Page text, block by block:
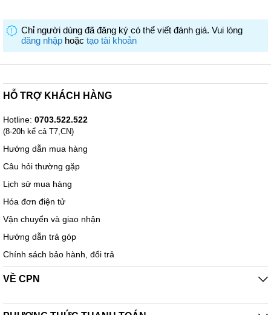
Chức
năng
hẹn
giờ
Không
Điều
từ xa
Kích
thùng
720x304x237 mm
năng
Có 5 tốc độ
Chỉ người dùng đã đăng ký có thể viết đánh giá. Vui lòng
đăng nhập hoặc tạo tài khoản
HỖ TRỢ KHÁCH HÀNG
Hotline: 0703.522.522
(8-20h kể cả T7,CN)
Hướng dẫn mua hàng
Câu hỏi thường gặp
Lịch sử mua hàng
Hóa đơn điện tử
Vận chuyển và giao nhận
Hướng dẫn trả góp
Chính sách bảo hành, đổi trả
VỀ CPN